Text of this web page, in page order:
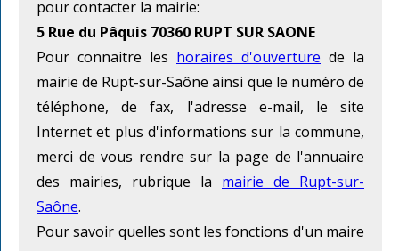
pour contacter la mairie:
5 Rue du Pâquis 70360 RUPT SUR SAONE
Pour connaitre les horaires d'ouverture de la
mairie de Rupt-sur-Saône ainsi que le numéro de
téléphone, de fax, l'adresse e-mail, le site
Internet et plus d'informations sur la commune,
merci de vous rendre sur la page de l'annuaire
des mairies, rubrique la mairie de Rupt-sur-
Saône.
Pour savoir quelles sont les fonctions d'un maire